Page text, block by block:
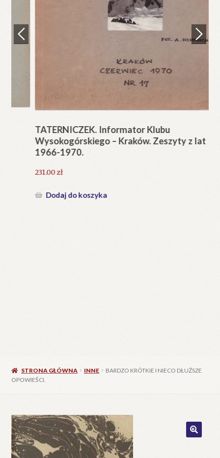
Zamówienie
TATERNICZEK. Informator Klubu
Wysokogórskiego – Kraków. Zeszyty z lat
1966-1970.
231.00zł
Dodaj do koszyka
STRONA GŁÓWNA INNE
BARDZO KRÓTKIE I NIECO DŁUŻSZE
OPOWIEŚCI.